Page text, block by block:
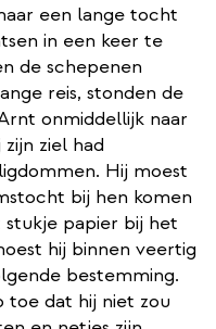
een lange tocht
in een keer te
de schepenen
reis, stonden de
onmiddellijk naar
ziel had
Hij moest
bij hen komen
stukje papier bij het
hij binnen veertig
bestemming.
toe dat hij niet zou